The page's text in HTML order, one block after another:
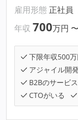
雇用形態 正社員
年収 700万円 〜
下限年収500
アジャイル開発
B2Bのサービ
CTOがいる